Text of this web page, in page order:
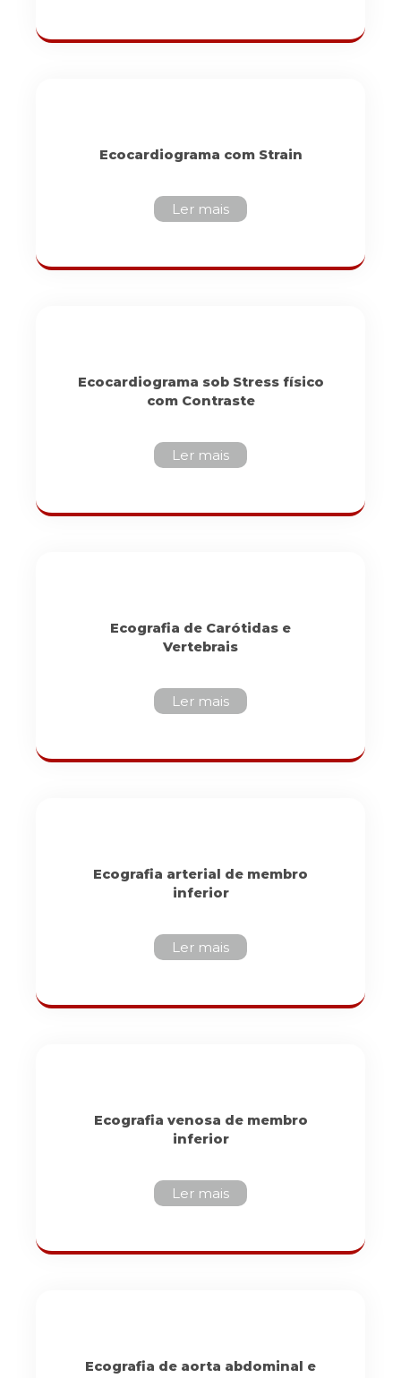
Ecocardiograma com Strain
Ler mais
Ecocardiograma sob Stress físico
com Contraste
Ler mais
Ecografia de Carótidas e
Vertebrais
Ler mais
Ecografia arterial de membro
inferior
Ler mais
Ecografia venosa de membro
inferior
Ler mais
Ecografia de aorta abdominal e